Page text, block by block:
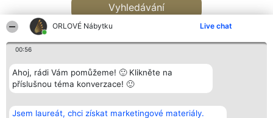
ORLOVÉ Nábytku Live chat
00:56
Ahoj, rádi Vám pomůžeme! 🙂 Klikněte na
příslušnou téma konverzace! 🙂
Jsem laureát, chci získat marketingové materiály.
Vyhledávání
Bright Side Solutions sp. z o.
o. sp. k.
Vítězové
Seznam všech
Kontakt